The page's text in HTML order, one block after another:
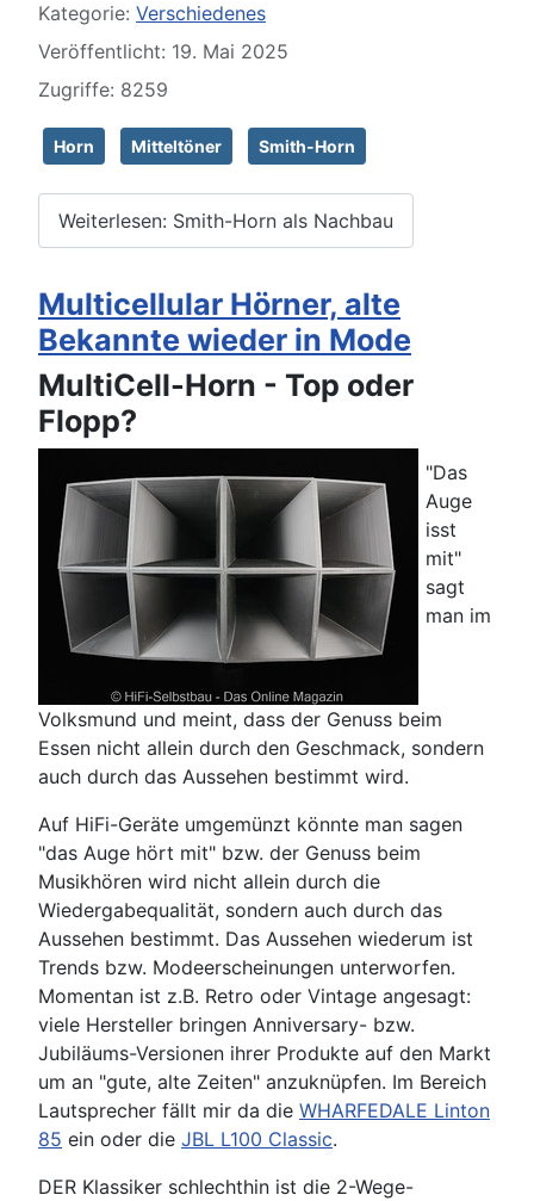
Kategorie: Verschiedenes
Veröffentlicht: 19. Mai 2025
Zugriffe: 8259
Horn Mitteltöner Smith-Horn
Weiterlesen: Smith-Horn als Nachbau
Multicellular Hörner, alte
Bekannte wieder in Mode
MultiCell-Horn - Top oder
Flopp?
"Das
Auge
isst
mit"
sagt
man im
Volksmund und meint, dass der Genuss beim
Essen nicht allein durch den Geschmack, sondern
auch durch das Aussehen bestimmt wird.
Auf HiFi-Geräte umgemünzt könnte man sagen
"das Auge hört mit" bzw. der Genuss beim
Musikhören wird nicht allein durch die
Wiedergabequalität, sondern auch durch das
Aussehen bestimmt. Das Aussehen wiederum ist
Trends bzw. Modeerscheinungen unterworfen.
Momentan ist z.B. Retro oder Vintage angesagt:
viele Hersteller bringen Anniversary- bzw.
Jubiläums-Versionen ihrer Produkte auf den Markt
um an "gute, alte Zeiten" anzuknüpfen. Im Bereich
Lautsprecher fällt mir da die WHARFEDALE Linton
85 ein oder die JBL L100 Classic.
DER Klassiker schlechthin ist die 2-Wege-